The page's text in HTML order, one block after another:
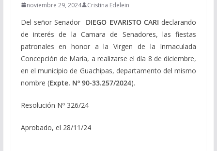
noviembre 29, 2024 Cristina Edelein
Del señor Senador DIEGO EVARISTO CARI declarando
de interés de la Camara de Senadores, las fiestas
patronales en honor a la Virgen de la Inmaculada
Concepción de María, a realizarse el día 8 de diciembre,
en el municipio de Guachipas, departamento del mismo
nombre (Expte. Nº 90-33.257/2024).
Resolución Nº 326/24
Aprobado, el 28/11/24